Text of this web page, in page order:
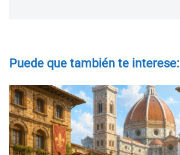
Puede que también te interese: